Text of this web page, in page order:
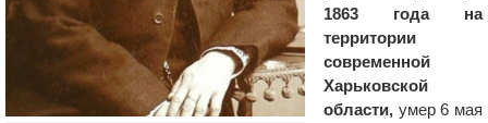
1863 года на
территории
современной
Харьковской
области, умер 6 мая